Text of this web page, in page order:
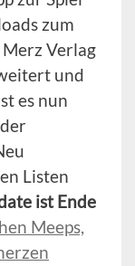
zum
Verlag
und
es nun
Listen
ist Ende
Meeps,